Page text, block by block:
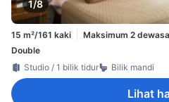
1/8
15 m²/161 kaki Maksimum 2 dewasa
Double
Studio / 1 bilik tidur
Bilik mandi
Lihat